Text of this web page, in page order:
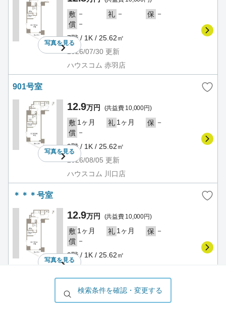
写真を見る
敷 － 礼 － 保 －
償 －
7階 / 1K / 25.62㎡
2026/07/30 更新
ハウスコム 赤羽店
901号室
写真を見る
12.9万円 (共益費 10,000円)
敷 1ヶ月 礼 1ヶ月 保 －
償 －
9階 / 1K / 25.62㎡
2026/08/05 更新
ハウスコム 川口店
＊＊＊号室
写真を見る
12.9万円 (共益費 10,000円)
敷 1ヶ月 礼 1ヶ月 保 －
償 －
9階 / 1K / 25.62㎡
ザ・パークハウス赤羽フロント
検索条件を確認・変更する